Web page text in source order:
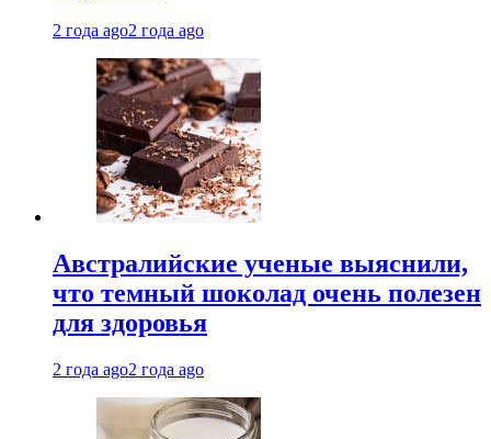
2 года ago2 года ago
Австралийские ученые выяснили,
что темный шоколад очень полезен
для здоровья
2 года ago2 года ago